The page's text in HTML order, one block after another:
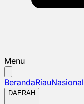
Menu
BerandaRiauNasional
DAERAH